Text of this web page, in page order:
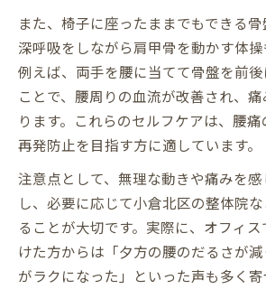
また、椅子に座ったままでもできる骨
深呼吸をしながら肩甲骨を動かす体操
例えば、両手を腰に当てて骨盤を前
ことで、腰周りの血流が改善され、
ります。これらのセルフケアは、腰
再発防止を目指す方に適しています。
注意点として、無理な動きや痛みを
し、必要に応じて小倉北区の整体院
ることが大切です。実際に、オフィ
けた方からは「夕方の腰のだるさが
がラクになった」といった声も多く寄